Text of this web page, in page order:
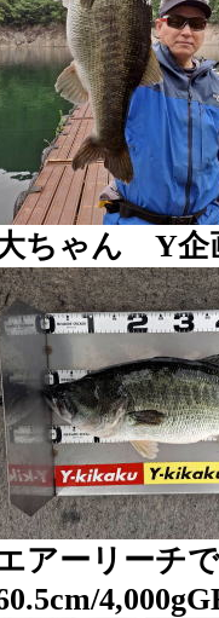
ちゃん Y企
アーリーチで